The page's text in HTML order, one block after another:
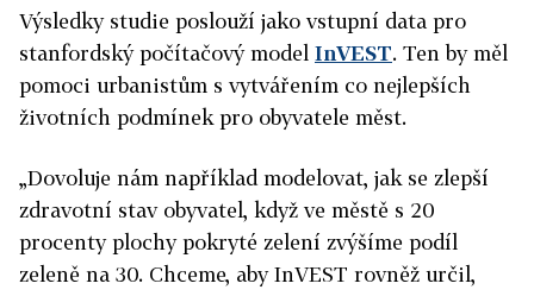
Výsledky studie poslouží jako vstupní data pro
stanfordský počítačový model InVEST. Ten by měl
pomoci urbanistům s vytvářením co nejlepších
životních podmínek pro obyvatele měst.
„Dovoluje nám například modelovat, jak se zlepší
zdravotní stav obyvatel, když ve městě s 20
procenty plochy pokryté zelení zvýšíme podíl
zeleně na 30. Chceme, aby InVEST rovněž určil,